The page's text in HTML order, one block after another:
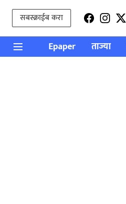
सबस्क्राईब करा
Epaper ताज्या